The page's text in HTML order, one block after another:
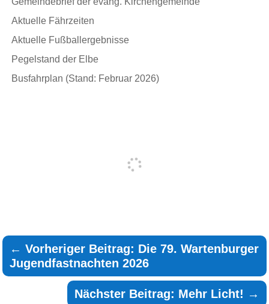
Aktuelle Fährzeiten
Aktuelle Fußballergebnisse
Pegelstand der Elbe
Busfahrplan (Stand: Februar 2026)
←Vorheriger Beitrag: Die 79. Wartenburger
Jugendfastnachten 2026
Nächster Beitrag: Mehr Licht! →